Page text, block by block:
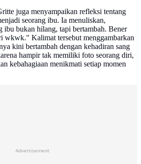
juga menyampaikan refleksi tentang
seorang ibu. Ia menuliskan,
ibu bukan hilang, tapi bertambah. Bener
wkwk." Kalimat tersebut menggambarkan
kini bertambah dengan kehadiran sang
hampir tak memiliki foto seorang diri,
kebahagiaan menikmati setiap momen
Advertisement